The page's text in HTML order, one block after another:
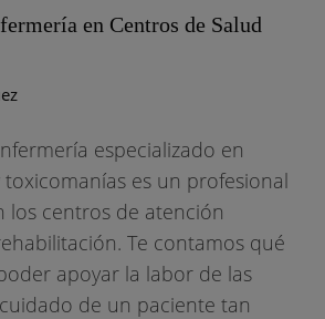
en Centros de Salud
especializado en
es un profesional
los centros de atención
Te contamos qué
apoyar la labor de las
de un paciente tan